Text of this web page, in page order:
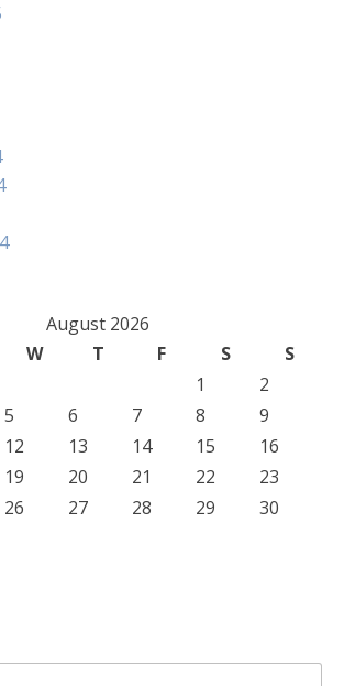
August 2026
W T F S
S
1
2
5 6 7 8
9
12 13 14 15
16
19 20 21 22
23
26 27 28 29
30